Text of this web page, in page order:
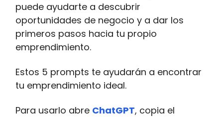
puede ayudarte a descubrir
oportunidades de negocio y a dar los
primeros pasos hacia tu propio
emprendimiento.
Estos 5 prompts te ayudarán a encontrar
tu emprendimiento ideal.
Para usarlo abre ChatGPT, copia el